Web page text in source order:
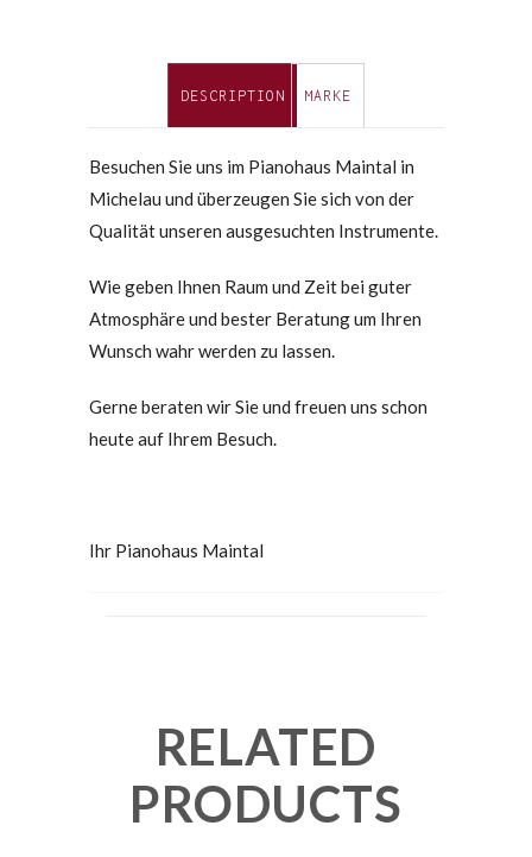
DESCRIPTION MARKE
Besuchen Sie uns im Pianohaus Maintal in
Michelau und überzeugen Sie sich von der
Qualität unseren ausgesuchten Instrumente.
Wie geben Ihnen Raum und Zeit bei guter
Atmosphäre und bester Beratung um Ihren
Wunsch wahr werden zu lassen.
Gerne beraten wir Sie und freuen uns schon
heute auf Ihrem Besuch.
Ihr Pianohaus Maintal
RELATED
PRODUCTS